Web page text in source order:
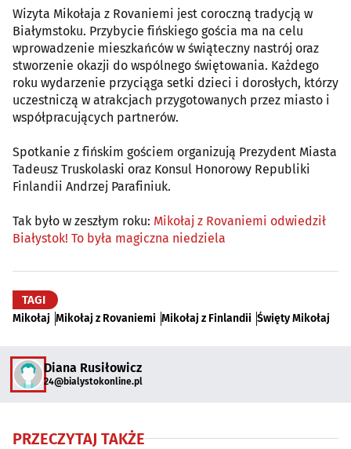
Wizyta Mikołaja z Rovaniemi jest coroczną tradycją w
Białymstoku. Przybycie fińskiego gościa ma na celu
wprowadzenie mieszkańców w świąteczny nastrój oraz
stworzenie okazji do wspólnego świętowania. Każdego
roku wydarzenie przyciąga setki dzieci i dorosłych, którzy
uczestniczą w atrakcjach przygotowanych przez miasto i
współpracujących partnerów.
Spotkanie z fińskim gościem organizują Prezydent Miasta
Tadeusz Truskolaski oraz Konsul Honorowy Republiki
Finlandii Andrzej Parafiniuk.
Tak było w zeszłym roku: Mikołaj z Rovaniemi odwiedził
Białystok! To była magiczna niedziela
TAGI
Mikołaj Mikołaj z Rovaniemi Mikołaj z Finlandii Święty Mikołaj
Diana Rusiłowicz
24@bialystokonline.pl
PRZECZYTAJ TAKŻE